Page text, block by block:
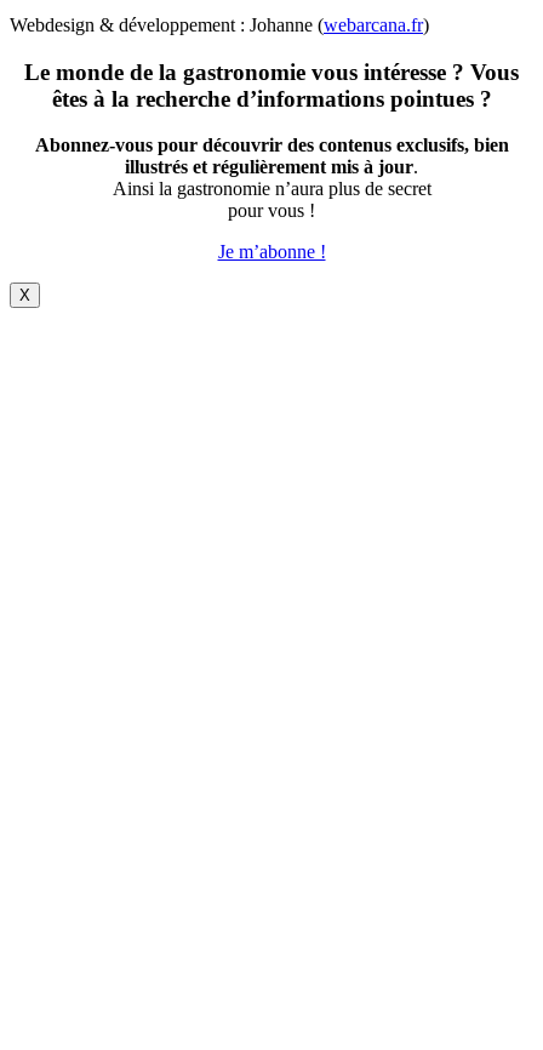
Webdesign & développement : Johanne (webarcana.fr)
Le monde de la gastronomie vous intéresse ? Vous
êtes à la recherche d’informations pointues ?
Abonnez-vous pour découvrir des contenus exclusifs, bien
illustrés et régulièrement mis à jour.
Ainsi la gastronomie n’aura plus de secret
pour vous !
Je m’abonne !
X